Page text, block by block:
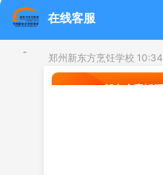
蛋糕烘焙 甜品甜点
在线客服
郑州新东方烹饪学校 10:34